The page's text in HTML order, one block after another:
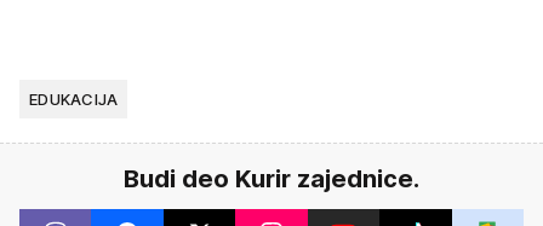
EDUKACIJA
Budi deo Kurir zajednice.